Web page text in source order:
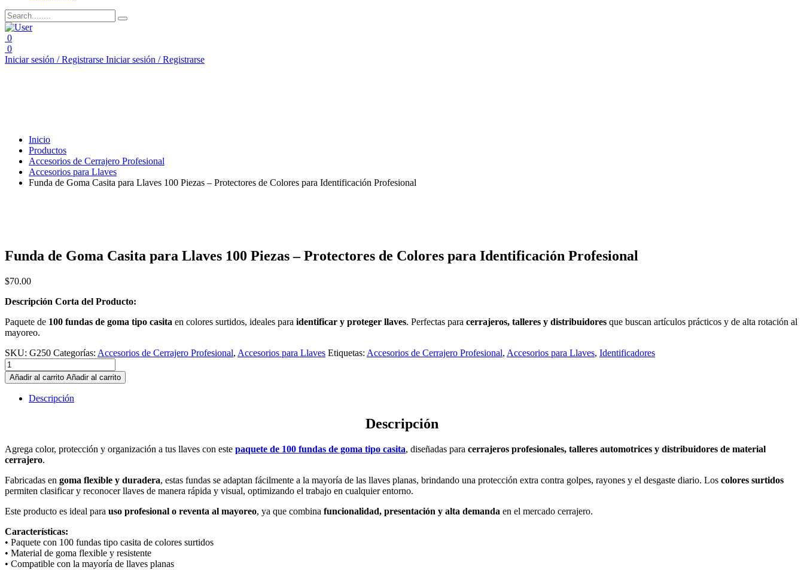
0
0
Iniciar sesión / Registrarse Iniciar sesión / Registrarse
Inicio
Productos
Accesorios de Cerrajero Profesional
Accesorios para Llaves
Funda de Goma Casita para Llaves 100 Piezas – Protectores de Colores para Identificación Profesional
Funda de Goma Casita para Llaves 100 Piezas – Protectores de Colores para Identificación Profesional
$70.00
Descripción Corta del Producto:
Paquete de 100 fundas de goma tipo casita en colores surtidos, ideales para identificar y proteger llaves. Perfectas para cerrajeros, talleres y distribuidores que buscan artículos prácticos y de alta rotación al
mayoreo.
SKU: G250 Categorías: Accesorios de Cerrajero Profesional, Accesorios para Llaves Etiquetas: Accesorios de Cerrajero Profesional, Accesorios para Llaves, Identificadores
Funda
de
Goma
Casita
–
Protectores
Colores
para
Profesional
Añadir al carrito Añadir al carrito
Descripción
Descripción
Agrega color, protección y organización a tus llaves con este paquete de 100 fundas de goma tipo casita, diseñadas para cerrajeros profesionales, talleres automotrices y distribuidores de material
cerrajero.
Fabricadas en goma flexible y duradera, estas fundas se adaptan fácilmente a la mayoría de las llaves planas, brindando una protección extra contra golpes, rayones y el desgaste diario. Los colores surtidos
permiten clasificar y reconocer llaves de manera rápida y visual, optimizando el trabajo en cualquier entorno.
Este producto es ideal para uso profesional o reventa al mayoreo, ya que combina funcionalidad, presentación y alta demanda en el mercado cerrajero.
Características:
• Paquete con 100 fundas tipo casita de colores surtidos
• Material de goma flexible y resistente
• Compatible con la mayoría de llaves planas